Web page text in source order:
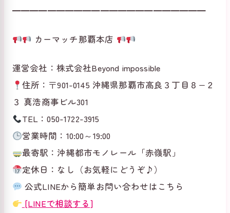
━━━━━━━━━━━━━━━━━━━━━━
カーマッチ那覇本店
運営会社：株式会社Beyond impossible
住所：〒901-0145 沖縄県那覇市高良３丁目８−２
３ 真浩商事ビル301
TEL：050-1722-3915
営業時間：10:00～19:00
最寄駅：沖縄都市モノレール「赤嶺駅」
定休日：なし（お気軽にどうぞ♪）
公式LINEから簡単お問い合わせはこちら
[LINEで相談する]